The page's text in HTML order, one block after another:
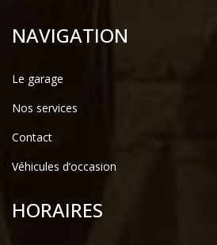
NAVIGATION
Le garage
Nos services
Contact
Véhicules d’occasion
HORAIRES